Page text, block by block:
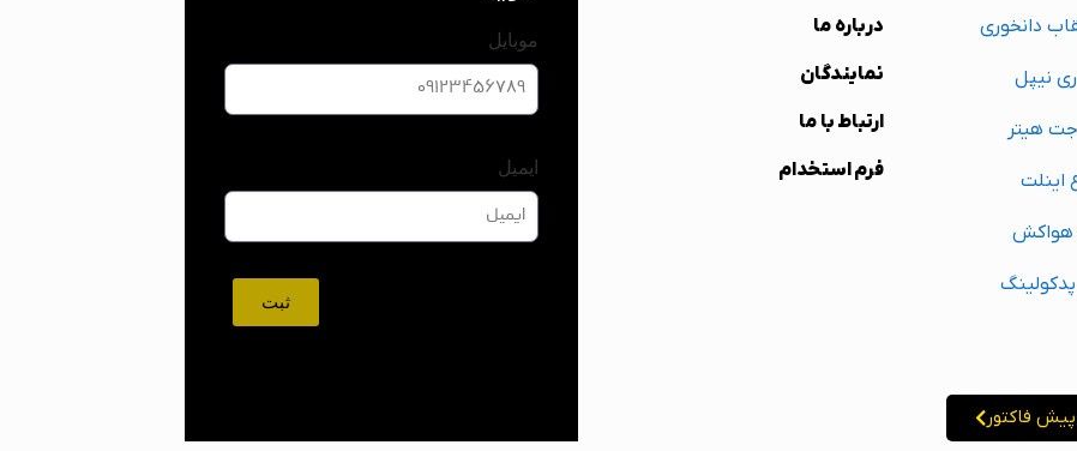
دانخوری
نیپل
جت هیتر
اینلت
هواکش
پدکولینگ
فاکتور
درباره ما
نمایندگان
ارتباط با ما
فرم استخدام
موبایل
ایمیل
ثبت